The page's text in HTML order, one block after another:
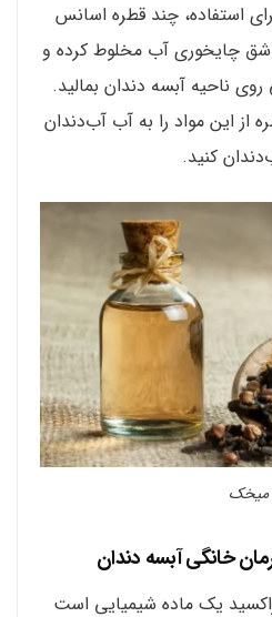
استفاده، چند قطره اسانس
چایخوری آب مخلوط کرده و
ناحیه آبسه دندان بمالید.
از این مواد را به آب آب‌دندان
کنید.
میخک
خانگی آبسه دندان
یک ماده شیمیایی است